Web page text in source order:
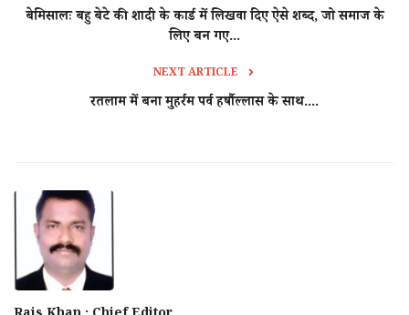
बेमिसालः बहु बेटे की शादी के कार्ड में लिखवा दिए ऐसे शब्द, जो समाज के
लिए बन गए...
NEXT ARTICLE
रतलाम में बना मुहर्रम पर्व हर्षौल्लास के साथ....